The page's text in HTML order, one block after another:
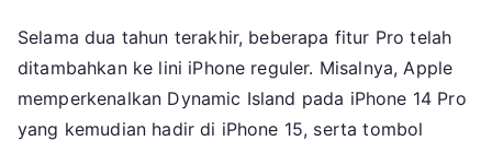
Selama dua tahun terakhir, beberapa fitur Pro telah
ditambahkan ke lini iPhone reguler. Misalnya, Apple
memperkenalkan Dynamic Island pada iPhone 14 Pro
yang kemudian hadir di iPhone 15, serta tombol